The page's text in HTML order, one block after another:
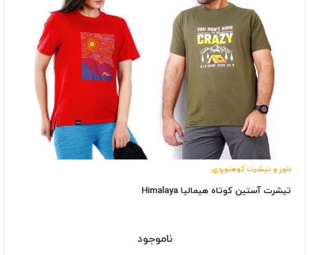
بلوز و تیشرت کوهنوردی
تیشرت آستین کوتاه هیمالیا Himalaya
ناموجود